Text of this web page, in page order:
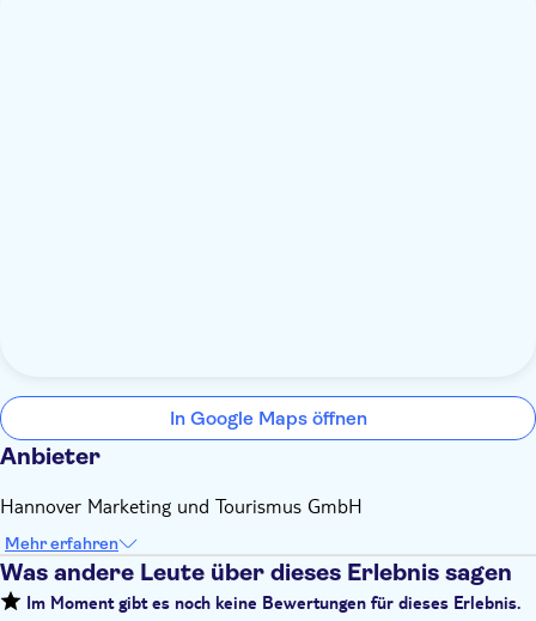
In Google Maps öffnen
Anbieter
Hannover Marketing und Tourismus GmbH
Mehr erfahren
Was andere Leute über dieses Erlebnis sagen
Im Moment gibt es noch keine Bewertungen für dieses Erlebnis.